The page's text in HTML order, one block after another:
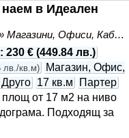
в Идеален
Имоти - Наеми » Магазини, Офиси, Кабинети, Салони
: 230 € (449.84 лв.)
лв./кв.м)
Магазин, Офис,
17 кв.м
Партер
от 17 м2 на ниво
Подходящ за